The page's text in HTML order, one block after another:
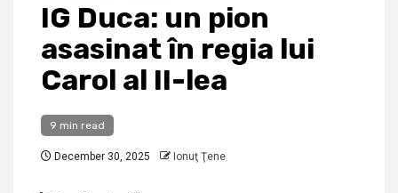
IG Duca: un pion
asasinat în regia lui
Carol al II-lea
9 min read
December 30, 2025 Ionuţ Ţene